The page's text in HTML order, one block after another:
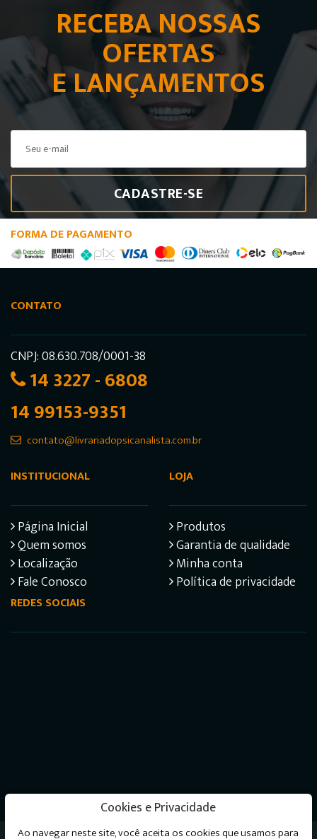
RECEBA NOSSAS
OFERTAS
E LANÇAMENTOS
CADASTRE-SE
FORMA DE PAGAMENTO
CONTATO
CNPJ: 08.630.708/0001-38
14 3227 - 6808
14 99153-9351
contato@livrariadopsicanalista.com.br
INSTITUCIONAL
Página Inicial
Quem somos
Localização
Fale Conosco
LOJA
Produtos
Garantia de qualidade
Minha conta
Política de privacidade
REDES SOCIAIS
Cookies e Privacidade
Ao navegar neste site, você aceita os cookies que usamos para